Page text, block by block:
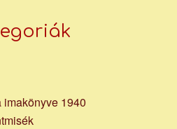
imakönyve 1940